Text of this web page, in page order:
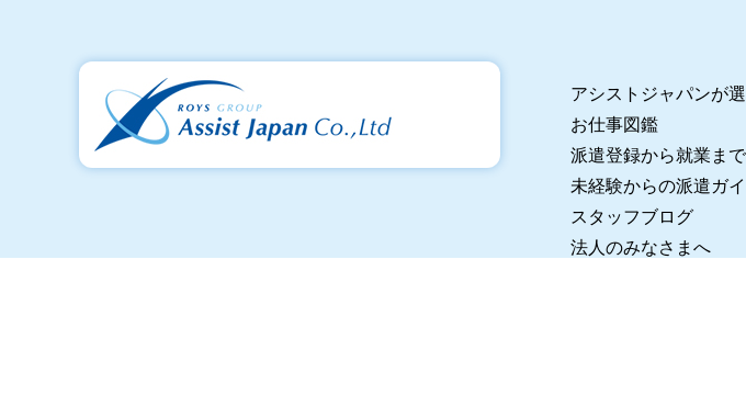
アシストジャパンが
お仕事図鑑
派遣登録から就業ま
未経験からの派遣ガ
スタッフブログ
法人のみなさまへ